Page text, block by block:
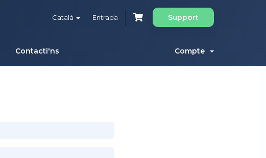
Català Entrada Support
Contacti'ns Compte